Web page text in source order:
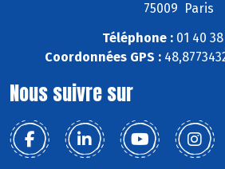
75009 Paris
Téléphone :01 40 38
Coordonnées GPS :
Nous suivre sur